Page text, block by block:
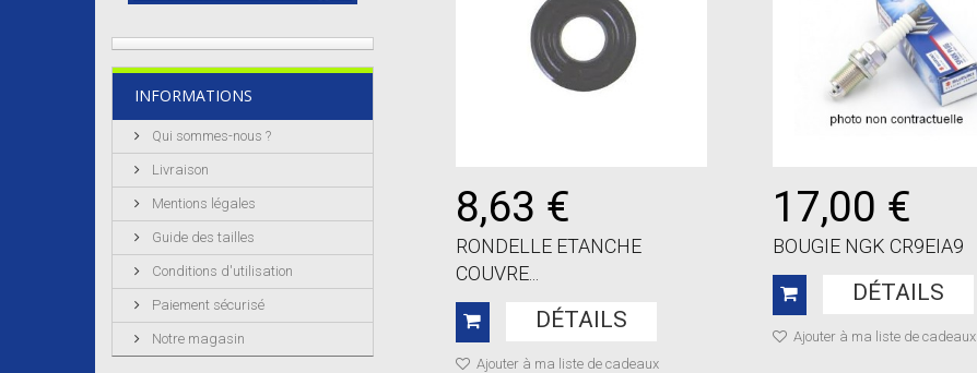
INFORMATIONS
Qui sommes-nous ?
Livraison
Mentions légales
Guide des tailles
Conditions d'utilisation
Paiement sécurisé
Notre magasin
8,63 €
RONDELLE ETANCHE
COUVRE...
DÉTAILS
Ajouter à ma liste de cadeaux
17,00 €
BOUGIE NGK CR9EIA9
DÉTAILS
Ajouter à ma liste de cadeaux